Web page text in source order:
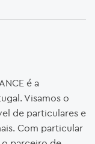
é a
Visamos o
de particulares e
Com particular